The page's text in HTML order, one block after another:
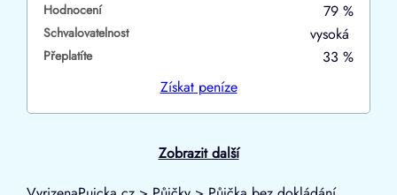
Hodnocení 79 %
Schvalovatelnost vysoká
Přeplatíte
33 %
Získatpeníze
Zobrazit další